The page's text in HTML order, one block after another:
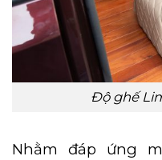
Độ ghế
Nhằm đáp ứng